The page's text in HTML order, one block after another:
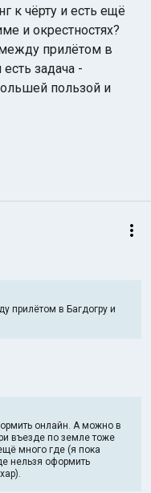
к чёрту и есть ещё
и окрестностях?
прилётом в
задача -
пользой и
прилётом в Багдогру и
онлайн. А можно в
въезде по земле тоже
много где (я пока
нельзя оформить